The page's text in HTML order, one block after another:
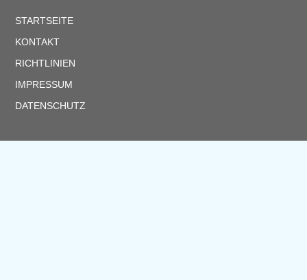
STARTSEITE
KONTAKT
RICHTLINIEN
IMPRESSUM
DATENSCHUTZ